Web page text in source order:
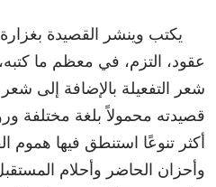
يكتب وينشر القصيدة بغزارة
عقود، التزم، في معظم ما
شعر التفعيلة بالإضافة إلى
قصيدته محمولاً بلغة مختلفة
أكثر تنوعًا استنطق فيها هموم
وأحزان الحاضر وأحلام